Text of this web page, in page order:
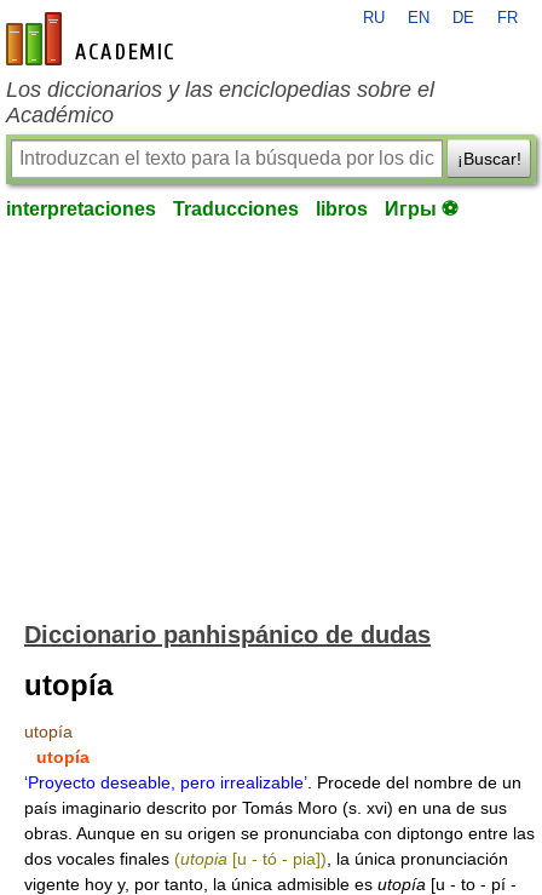
es-academic.com
RU EN DE FR
Los diccionarios y las enciclopedias sobre el
Académico
¡Buscar!
interpretaciones Traducciones libros Игры ⚽
Diccionario panhispánico de dudas
utopía
utopía
utopía
‘Proyecto deseable, pero irrealizable’ . Procede del nombre de un
país imaginario descrito por Tomás Moro (s. xvi) en una de sus
obras. Aunque en su origen se pronunciaba con diptongo entre las
dos vocales finales (utopia [u - tó - pia]) , la única pronunciación
vigente hoy y, por tanto, la única admisible es utopía [u - to - pí -